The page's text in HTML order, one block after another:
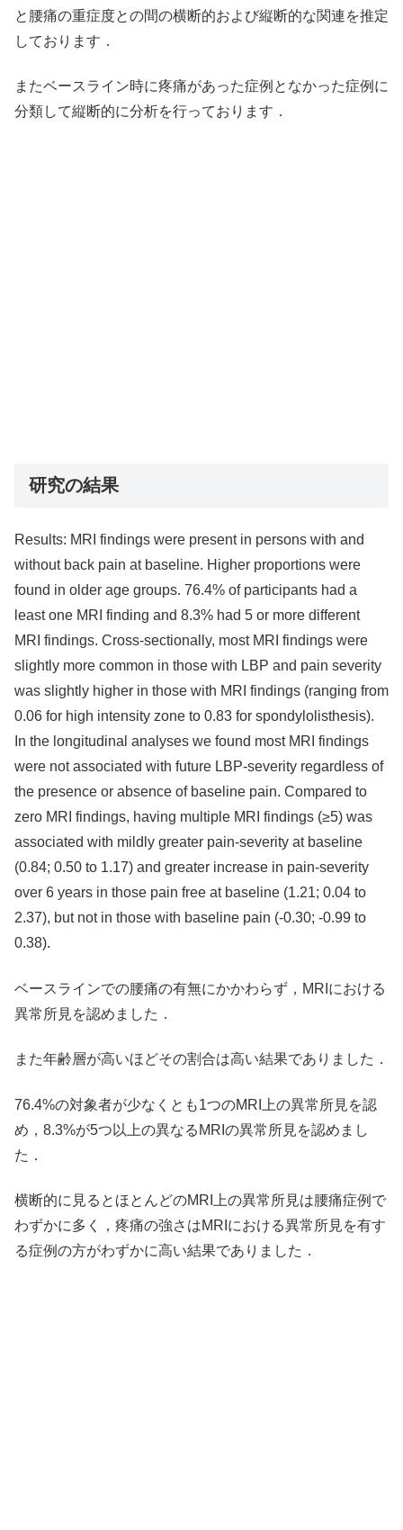
と腰痛の重症度との間の横断的および縦断的な関連を推定
しております．
またベースライン時に疼痛があった症例となかった症例に
分類して縦断的に分析を行っております．
研究の結果
Results: MRI findings were present in persons with and
without back pain at baseline. Higher proportions were
found in older age groups. 76.4% of participants had a
least one MRI finding and 8.3% had 5 or more different
MRI findings. Cross-sectionally, most MRI findings were
slightly more common in those with LBP and pain severity
was slightly higher in those with MRI findings (ranging from
0.06 for high intensity zone to 0.83 for spondylolisthesis).
In the longitudinal analyses we found most MRI findings
were not associated with future LBP-severity regardless of
the presence or absence of baseline pain. Compared to
zero MRI findings, having multiple MRI findings (≥5) was
associated with mildly greater pain-severity at baseline
(0.84; 0.50 to 1.17) and greater increase in pain-severity
over 6 years in those pain free at baseline (1.21; 0.04 to
2.37), but not in those with baseline pain (-0.30; -0.99 to
0.38).
ベースラインでの腰痛の有無にかかわらず，MRIにおける
異常所見を認めました．
また年齢層が高いほどその割合は高い結果でありました．
76.4%の対象者が少なくとも1つのMRI上の異常所見を認
め，8.3%が5つ以上の異なるMRIの異常所見を認めまし
た．
横断的に見るとほとんどのMRI上の異常所見は腰痛症例で
わずかに多く，疼痛の強さはMRIにおける異常所見を有す
る症例の方がわずかに高い結果でありました．